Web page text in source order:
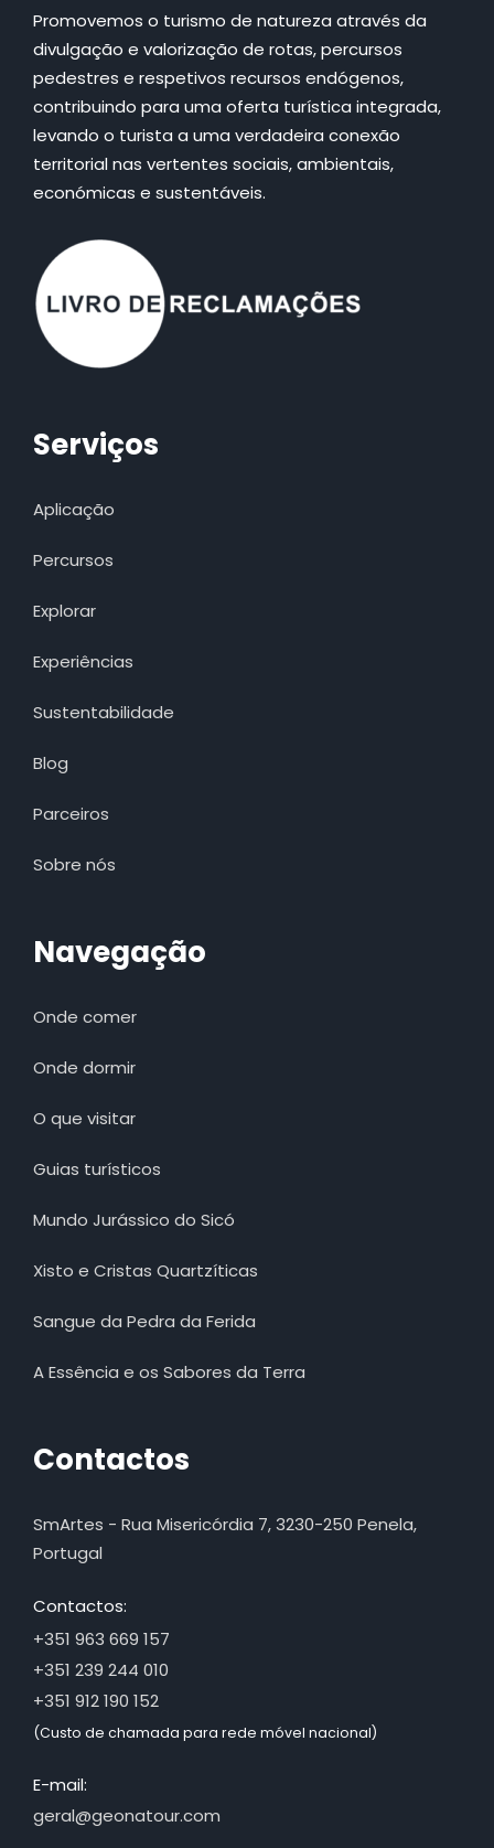
Promovemos o turismo de natureza através da
divulgação e valorização de rotas, percursos
pedestres e respetivos recursos endógenos,
contribuindo para uma oferta turística integrada,
levando o turista a uma verdadeira conexão
territorial nas vertentes sociais, ambientais,
económicas e sustentáveis.
Serviços
Aplicação
Percursos
Explorar
Experiências
Sustentabilidade
Blog
Parceiros
Sobre nós
Navegação
Onde comer
Onde dormir
O que visitar
Guias turísticos
Mundo Jurássico do Sicó
Xisto e Cristas Quartzíticas
Sangue da Pedra da Ferida
A Essência e os Sabores da Terra
Contactos
SmArtes - Rua Misericórdia 7, 3230-250 Penela,
Portugal
Contactos:
+351 963 669 157
+351 239 244 010
+351 912 190 152
(Custo de chamada para rede móvel nacional)
E-mail:
geral@geonatour.com